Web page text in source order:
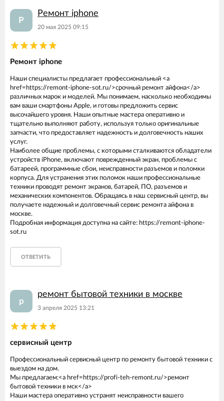
Р
Ремонт iphone
20 мая 2025 09:15
Ремонт iphone
Наши специалисты предлагает профессиональный <a
href=https://remont-iphone-sot.ru/>срочный ремонт айфона</a>
различных марок и моделей. Мы понимаем, насколько необходимы
вам ваши смартфоны Apple, и готовы предложить сервис
высочайшего уровня. Наши опытные мастера оперативно и
тщательно выполняют работу, используя только оригинальные
запчасти, что предоставляет надежность и долговечность наших
услуг.
Наиболее общие проблемы, с которыми сталкиваются обладатели
устройств iPhone, включают поврежденный экран, проблемы с
батареей, программные сбои, неисправности разъемов и поломки
корпуса. Для устранения этих поломок наши профессиональные
техники проводят ремонт экранов, батарей, ПО, разъемов и
механических компонентов. Обращаясь в наш сервисный центр, вы
получаете надежный и долговечный сервис ремонта айфона в
москве.
Подробная информация доступна на сайте: https://remont-iphone-
sot.ru
ОТВЕТИТЬ
р
ремонт бытовой техники в москве
3 апреля 2025 13:21
сервисный центр
Профессиональный сервисный центр по ремонту бытовой техники с
выездом на дом.
Мы предлагаем:<a href=https://profi-teh-remont.ru/>ремонт
бытовой техники в мск</a>
Наши мастера оперативно устранят неисправности вашего